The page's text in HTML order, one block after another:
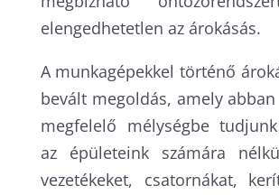
elengedhetetlen az árokásás.
A munkagépekkel történő
bevált megoldás, amely
megfelelő mélységbe
az épületeink számára
vezetékeket, csatornákat,